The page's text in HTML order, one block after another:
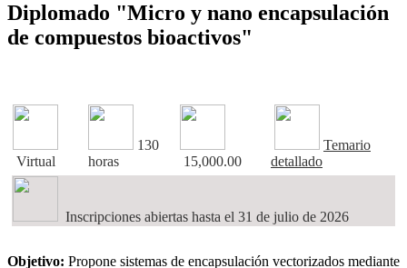
Diplomado "Micro y nano encapsulación
de compuestos bioactivos"
Virtual
130
horas
15,000.00
Temario
detallado
Inscripciones abiertas hasta el 31 de julio de 2026
Objetivo: Propone sistemas de encapsulación vectorizados mediante